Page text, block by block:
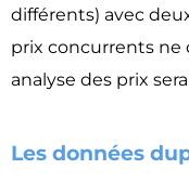
différents) avec
prix concurrents ne
analyse des prix
Les données